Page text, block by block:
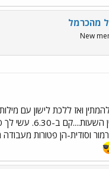
מהכרמל
New
ואז ללכת לישון עם
בי קימעה לעניין
וסודית-הן פטורות מעבודה